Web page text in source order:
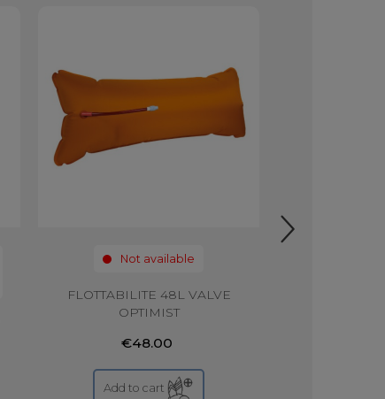
Not available
FLOTTABILITE 48L VALVE
OPTIMIST
€48.00
Add to cart